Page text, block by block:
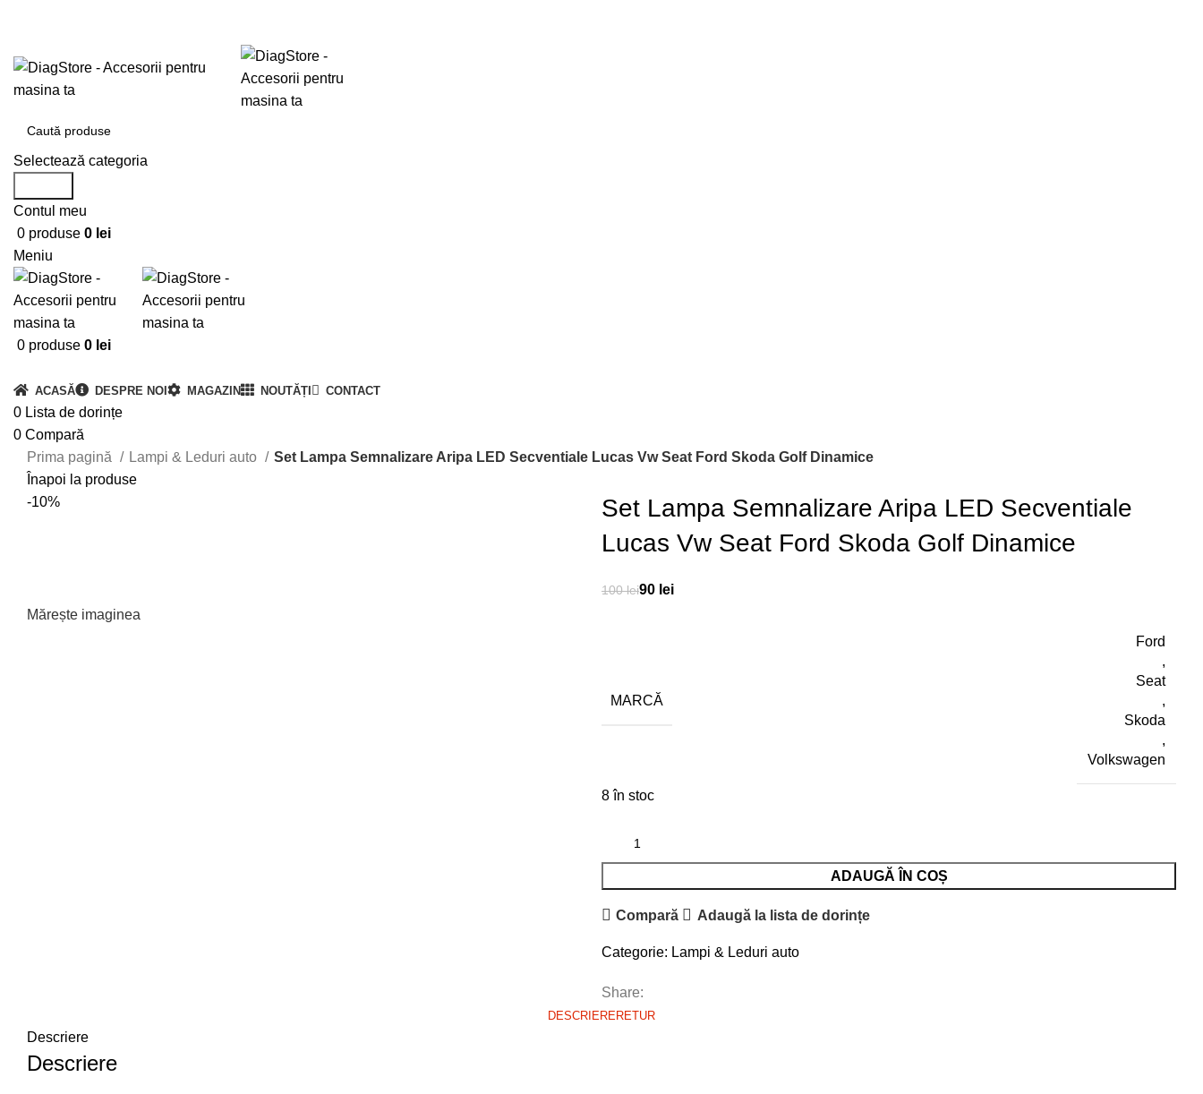
Selectează categoria
Contul meu
0 produse 0 lei
Meniu
0 produse 0 lei
ACASĂ DESPRE NOI MAGAZIN NOUTĂȚI CONTACT
0 Lista de dorințe
0 Compară
Prima pagină
Lampi & Leduri auto
Set Lampa Semnalizare Aripa LED Secventiale Lucas Vw Seat Ford Skoda Golf Dinamice
Înapoi la produse
-10%
Mărește imaginea
Set Lampa Semnalizare Aripa LED Secventiale
Lucas Vw Seat Ford Skoda Golf Dinamice
100lei90 lei
MARCĂ
Ford
,
Seat
,
Skoda
,
Volkswagen
8 în stoc
ADAUGĂ ÎN COȘ
Compară Adaugă la lista de dorințe
Categorie: Lampi & Leduri auto
Share:
DESCRIERERETUR
Descriere
Descriere